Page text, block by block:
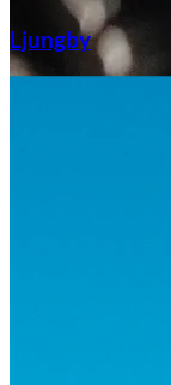
Aixiam
Ljungby